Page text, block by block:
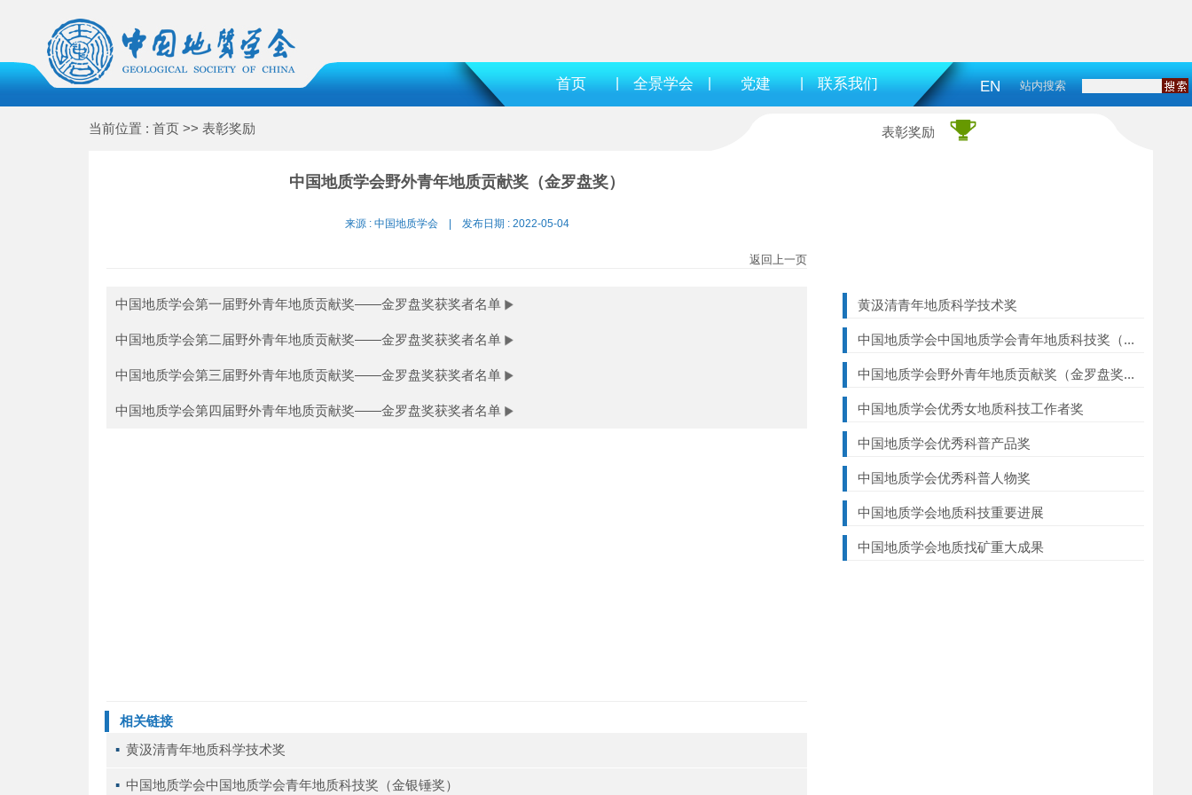
首页 | 全景学会 | 党建 | 联系我们 EN 站内搜索
当前位置 : 首页 >> 表彰奖励 表彰奖励
中国地质学会野外青年地质贡献奖（金罗盘奖）
来源 : 中国地质学会 | 发布日期 : 2022-05-04
返回上一页
中国地质学会第一届野外青年地质贡献奖——金罗盘奖获奖者名单
中国地质学会第二届野外青年地质贡献奖——金罗盘奖获奖者名单
中国地质学会第三届野外青年地质贡献奖——金罗盘奖获奖者名单
中国地质学会第四届野外青年地质贡献奖——金罗盘奖获奖者名单
相关链接
▪ 黄汲清青年地质科学技术奖
▪ 中国地质学会中国地质学会青年地质科技奖（金银锤奖）
黄汲清青年地质科学技术奖
中国地质学会中国地质学会青年地质科技奖（...
中国地质学会野外青年地质贡献奖（金罗盘奖...
中国地质学会优秀女地质科技工作者奖
中国地质学会优秀科普产品奖
中国地质学会优秀科普人物奖
中国地质学会地质科技重要进展
中国地质学会地质找矿重大成果